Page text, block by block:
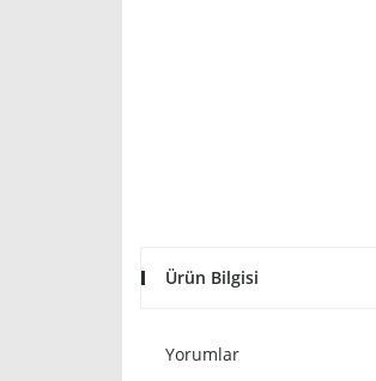
Ürün Bilgisi
Yorumlar